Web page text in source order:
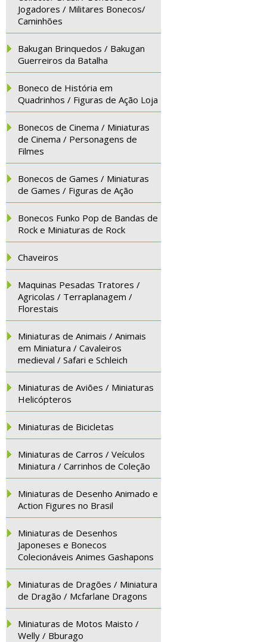
Jogadores / Militares Bonecos/
Caminhões
Bakugan Brinquedos / Bakugan
Guerreiros da Batalha
Boneco de História em
Quadrinhos / Figuras de Ação Loja
Bonecos de Cinema / Miniaturas
de Cinema / Personagens de
Filmes
Bonecos de Games / Miniaturas
de Games / Figuras de Ação
Bonecos Funko Pop de Bandas de
Rock e Miniaturas de Rock
Chaveiros
Maquinas Pesadas Tratores /
Agricolas / Terraplanagem /
Florestais
Miniaturas de Animais / Animais
em Miniatura / Cavaleiros
medieval / Safari e Schleich
Miniaturas de Aviões / Miniaturas
Helicópteros
Miniaturas de Bicicletas
Miniaturas de Carros / Veículos
Miniatura / Carrinhos de Coleção
Miniaturas de Desenho Animado e
Action Figures no Brasil
Miniaturas de Desenhos
Japoneses e Bonecos
Colecionáveis Animes Gashapons
Miniaturas de Dragões / Miniatura
de Dragão / Mcfarlane Dragons
Miniaturas de Motos Maisto /
Welly / Bburago